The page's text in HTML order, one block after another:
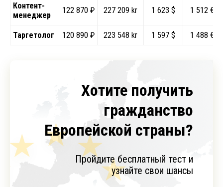
Контент-
менеджер
122 870 ₽ 227 209 kr 1 623 $ 1 512 €
Таргетолог 120 890 ₽ 223 548 kr 1 597 $ 1 488 €
Хотите получить
гражданство
Европейской страны?
Пройдите бесплатный тест и
узнайте свои шансы